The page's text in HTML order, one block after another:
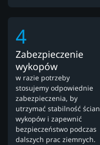
4
Zabezpieczenie
wykopów
w razie potrzeby
stosujemy odpowiednie
zabezpieczenia, by
utrzymać stabilność ścian
wykopów i zapewnić
bezpieczeństwo podczas
dalszych prac ziemnych.